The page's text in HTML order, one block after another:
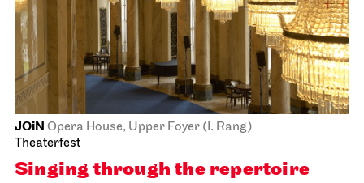
JOiN Opera House, Upper Foyer (I. Rang)
Theaterfest
Singing through the repertoire